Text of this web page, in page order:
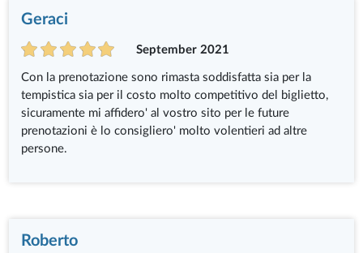
Geraci
September 2021
Con la prenotazione sono rimasta soddisfatta sia per la
tempistica sia per il costo molto competitivo del biglietto,
sicuramente mi affidero' al vostro sito per le future
prenotazioni è lo consigliero' molto volentieri ad altre
persone.
Roberto